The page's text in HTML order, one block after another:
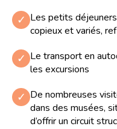
✓ Les petits
copieux et variés,
✓ Le transport en
les excursions
✓ De nombreuses
dans des musées,
d’offrir un circuit